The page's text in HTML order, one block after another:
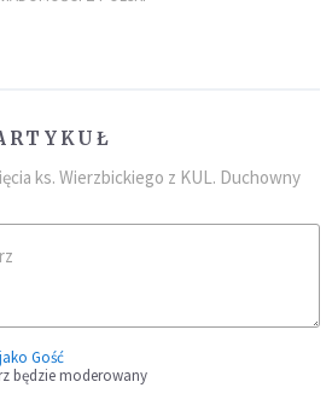
ks. Wierzbickiego z KUL. Duchowny
Gość
będzie moderowany